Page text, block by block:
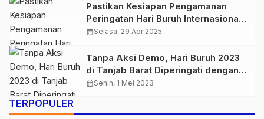
Pastikan Kesiapan Pengamanan
Peringatan Hari Buruh Internasional,
Polda Jambi Gelar Tactical Floor
calendar_monthSelasa, 29 Apr 2025
Tanpa Aksi Demo, Hari Buruh 2023
di Tanjab Barat Diperingati dengan
Aksi Saling Berbagi
calendar_monthSenin, 1 Mei 2023
TERPOPULER